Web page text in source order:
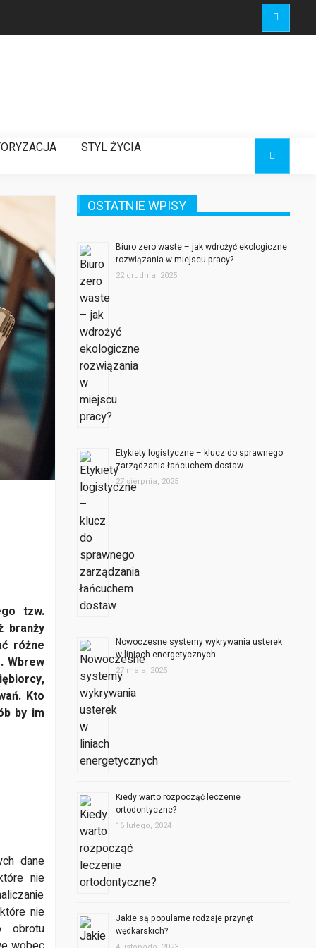
STYL ŻYCIA
tzw.
branży
różne
Wbrew
Kto
by im
dane
nie
nie
obrotu
OSTATNIE WPISY
Biuro zero waste – jak wdrożyć ekologiczne
rozwiązania w miejscu pracy?
22 grudnia, 2025
Etykiety logistyczne – klucz do sprawnego
zarządzania łańcuchem dostaw
27 sierpnia, 2025
Nowoczesne systemy wykrywania usterek
w liniach energetycznych
27 maja, 2025
Kiedy warto rozpocząć leczenie
ortodontyczne?
16 lutego, 2024
Jakie są popularne rodzaje przynęt
wędkarskich?